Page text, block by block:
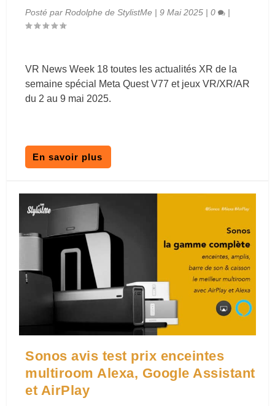
Posté parRodolphe de StylistMe |9 Mai 2025 |0 |
VR News Week 18 toutes les actualités XR de la
semaine spécial Meta Quest V77 et jeux VR/XR/AR
du 2 au 9 mai 2025.
En savoir plus
Sonos avis test prix enceintes
multiroom Alexa, Google Assistant
et AirPlay